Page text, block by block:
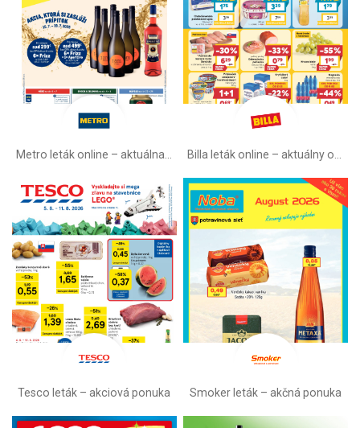
Tesco leták – akciová ponuka Smoker leták – akčná ponuka